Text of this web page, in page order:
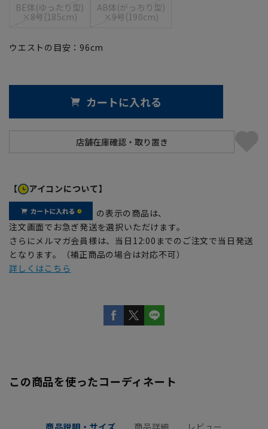
BE体(ゆったり型)
×8号(185cm)
AB体(がっちり型)
×9号(190cm)
ウエストの目安： 96cm
カートに入れる
【 アイコンについて】
の表示の商品は、
注文画面でお急ぎ発送を選択いただけます。
さらにメルマガ会員様は、当日12:00までのご注文で当日発送
となります。（補正商品の場合は対応不可）
詳しくはこちら
この商品を使ったコーディネート
商品説明・サイズ 商品詳細 レビュー